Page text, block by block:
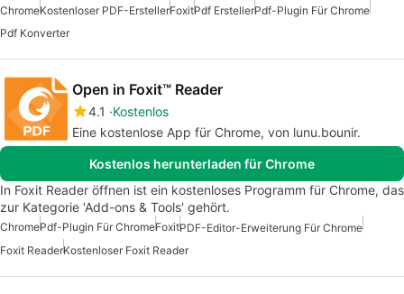
ChromeKostenloser PDF-ErstellerFoxitPdf ErstellerPdf-Plugin Für Chrome
Pdf Konverter
Open in Foxit™ Reader
4.1
Kostenlos
Eine kostenlose App für Chrome, von lunu.bounir.
Kostenlos herunterladen für Chrome
In Foxit Reader öffnen ist ein kostenloses Programm für Chrome, das
zur Kategorie 'Add-ons & Tools' gehört.
ChromePdf-Plugin Für ChromeFoxitPDF-Editor-Erweiterung Für Chrome
Foxit ReaderKostenloser Foxit Reader